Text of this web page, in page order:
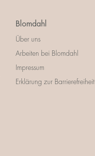
Blomdahl
Über uns
Arbeiten bei Blomdahl
Impressum
Erklärung zur Barrierefreiheit